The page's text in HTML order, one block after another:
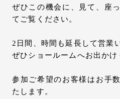
ぜひこの機会に、見て、座
てご覧ください。
2日間、時間も延長して営業
ぜひショールームへお出かけ
参加ご希望のお客様はお手
たします。